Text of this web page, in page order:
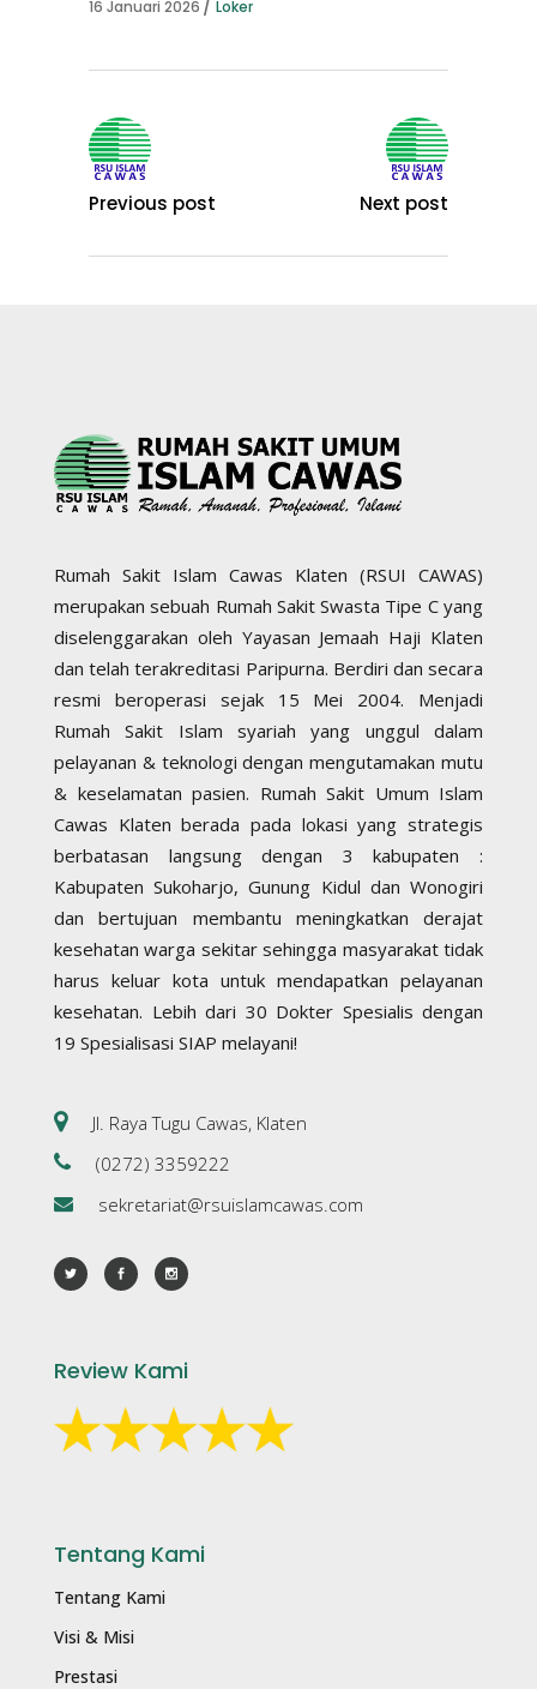
16 Januari 2026 Loker
Previous post Next post
Rumah Sakit Islam Cawas Klaten (RSUI CAWAS)
merupakan sebuah Rumah Sakit Swasta Tipe C yang
diselenggarakan oleh Yayasan Jemaah Haji Klaten
dan telah terakreditasi Paripurna. Berdiri dan secara
resmi beroperasi sejak 15 Mei 2004. Menjadi
Rumah Sakit Islam syariah yang unggul dalam
pelayanan & teknologi dengan mengutamakan mutu
& keselamatan pasien. Rumah Sakit Umum Islam
Cawas Klaten berada pada lokasi yang strategis
berbatasan langsung dengan 3 kabupaten :
Kabupaten Sukoharjo, Gunung Kidul dan Wonogiri
dan bertujuan membantu meningkatkan derajat
kesehatan warga sekitar sehingga masyarakat tidak
harus keluar kota untuk mendapatkan pelayanan
kesehatan. Lebih dari 30 Dokter Spesialis dengan
19 Spesialisasi SIAP melayani!
Jl. Raya Tugu Cawas, Klaten
(0272) 3359222
sekretariat@rsuislamcawas.com
Review Kami
Tentang Kami
Tentang Kami
Visi & Misi
Prestasi